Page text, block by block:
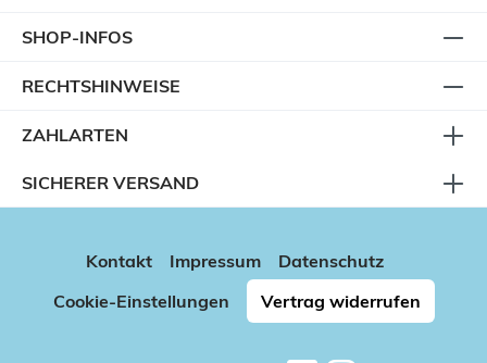
SHOP-INFOS
RECHTSHINWEISE
ZAHLARTEN
SICHERER VERSAND
Kontakt Impressum
Datenschutz
Cookie-Einstellungen
Vertrag widerrufen